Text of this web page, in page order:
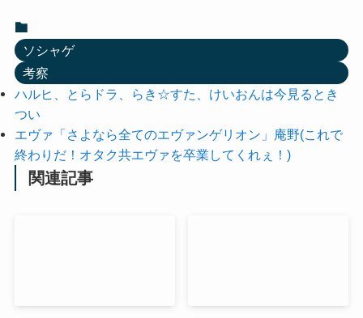
ソシャゲ
考察
ハルヒ、とらドラ、らき☆すた、けいおんは今見るとき
つい
エヴァ「さよなら全てのエヴァンゲリオン」庵野(これで
終わりだ！オタク共エヴァを卒業してくれぇ！)
関連記事